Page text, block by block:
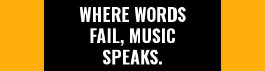
WHERE WORDS
FAIL, MUSIC
SPEAKS.